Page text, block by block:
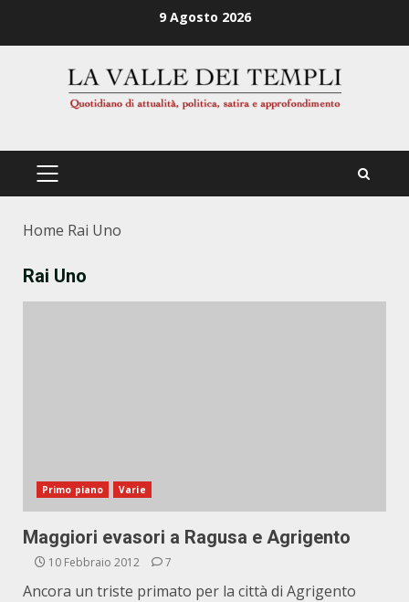
9 Agosto 2026
PRIMÄRES
Home Rai Uno
Rai Uno
Primo piano Varie
Maggiori evasori a Ragusa e Agrigento
10 Febbraio 2012 7
Ancora un triste primato per la città di Agrigento